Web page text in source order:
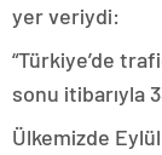
yer veriydi:
“Türkiye’de
sonu itibarıyla
Ülkemizde Eylül